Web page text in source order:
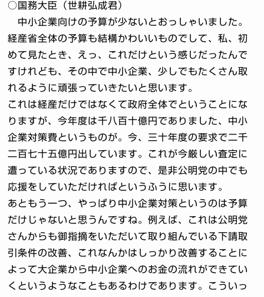
○国務大臣（世耕弘成君）
中小企業向けの予算が少ないとおっしゃいました。
経産省全体の予算も結構かわいいものでして、私、初
めて見たとき、えっ、これだけという感じだったんで
すけれども、その中で中小企業、少しでもたくさん取
れるように頑張っていきたいと思います。
これは経産だけではなくて政府全体でということにな
りますが、今年度は千八百十億円でありました、中小
企業対策費というものが。今、三十年度の要求で二千
二百七十五億円出しています。これが今厳しい査定に
遭っている状況でありますので、是非公明党の中でも
応援をしていただければというふうに思います。
あともう一つ、やっぱり中小企業対策というのは予算
だけじゃないと思うんですね。例えば、これは公明党
さんからも御指摘をいただいて取り組んでいる下請取
引条件の改善、これなんかはしっかり改善することに
よって大企業から中小企業へのお金の流れができてい
くというようなこともあるわけであります。こういっ